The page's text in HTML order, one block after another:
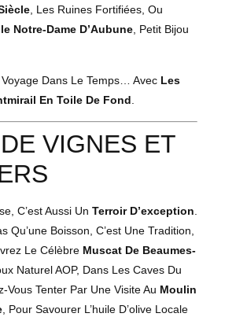
, Les Ruines Fortifiées, Ou
Notre-Dame D’Aubune, Petit Bijou
Voyage Dans Le Temps… Avec Les
En Toile De Fond
VIGNES ET
C’est Aussi UnTerroir D’exception
Qu’une Boisson, C’est Une Tradition,
Le Célèbre Muscat De Beaumes-
Naturel AOP, Dans Les Caves Du
Vous Tenter Par Une Visite Au Moulin
, Pour Savourer L’huile D’olive Locale